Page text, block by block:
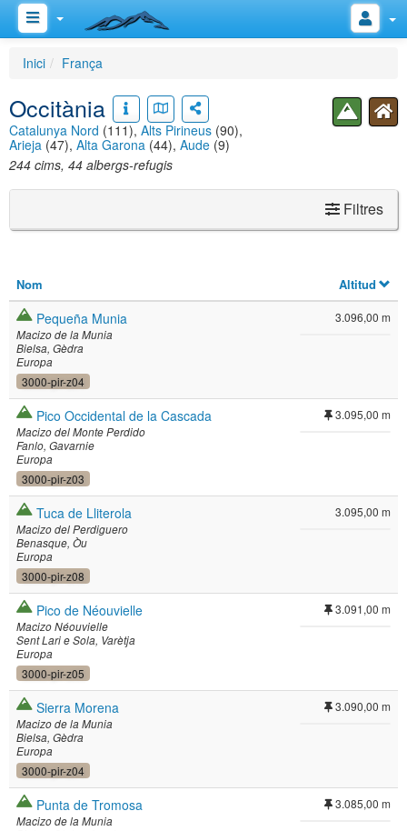
Inici França
Occitània
Catalunya Nord (111), Alts Pirineus (90),
Arieja (47), Alta Garona (44), Aude (9)
244 cims, 44 albergs-refugis
Filtres
Nom Altitud
Pequeña Munia
Macizo de la Munia
Bielsa Gèdra
Europa
3000-pir-z04
3.096,00 m
Pico Occidental de la Cascada
Macizo del Monte Perdido
Fanlo Gavarnie
Europa
3000-pir-z03
3.095,00 m
Tuca de Lliterola
Macizo del Perdiguero
Benasque Òu
Europa
3000-pir-z08
3.095,00 m
Pico de Néouvielle
Macizo Néouvielle
Sent Lari e Sola Varètja
Europa
3000-pir-z05
3.091,00 m
Sierra Morena
Macizo de la Munia
Bielsa Gèdra
Europa
3000-pir-z04
3.090,00 m
Punta de Tromosa
Macizo de la Munia
3.085,00 m